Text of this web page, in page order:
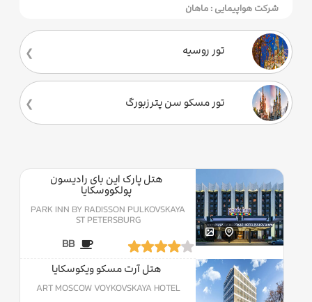
شرکت هواپیمایی : ماهان
تور روسیه
تور مسکو سن پترزبورگ
هتل پارک این بای رادیسون
پولکووسکایا
PARK INN BY RADISSON PULKOVSKAYA
ST PETERSBURG
BB
هتل آرت مسکو ویکوسکایا
ART MOSCOW VOYKOVSKAYA HOTEL